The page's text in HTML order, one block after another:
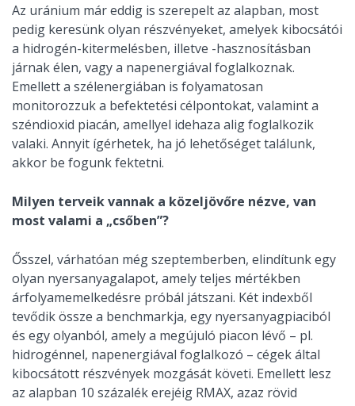
Az uránium már eddig is szerepelt az alapban, most
pedig keresünk olyan részvényeket, amelyek kibocsátói
a hidrogén-kitermelésben, illetve -hasznosításban
járnak élen, vagy a napenergiával foglalkoznak.
Emellett a szélenergiában is folyamatosan
monitorozzuk a befektetési célpontokat, valamint a
széndioxid piacán, amellyel idehaza alig foglalkozik
valaki. Annyit ígérhetek, ha jó lehetőséget találunk,
akkor be fogunk fektetni.
Milyen terveik vannak a közeljövőre nézve, van
most valami a „csőben”?
Ősszel, várhatóan még szeptemberben, elindítunk egy
olyan nyersanyagalapot, amely teljes mértékben
árfolyamemelkedésre próbál játszani. Két indexből
tevődik össze a benchmarkja, egy nyersanyagpiaciból
és egy olyanból, amely a megújuló piacon lévő – pl.
hidrogénnel, napenergiával foglalkozó – cégek által
kibocsátott részvények mozgását követi. Emellett lesz
az alapban 10 százalék erejéig RMAX, azaz rövid